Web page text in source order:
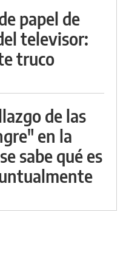
papel de
televisor:
truco
de las
en la
sabe qué es